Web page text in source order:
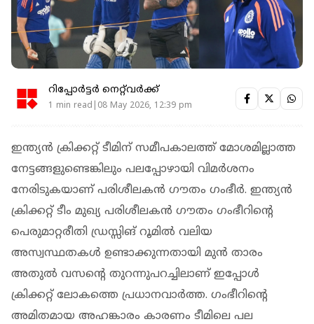
റിപ്പോർട്ടർ നെറ്റ്‌വര്‍ക്ക്‌
1 min read|08 May 2026, 12:39 pm
ഇന്ത്യന്‍ ക്രിക്കറ്റ് ടീമിന് സമീപകാലത്ത് മോശമില്ലാത്ത
നേട്ടങ്ങളുണ്ടെങ്കിലും പലപ്പോഴായി വിമര്‍ശനം
നേരിടുകയാണ് പരിശീലകന്‍ ഗൗതം ഗംഭീര്‍. ഇന്ത്യന്‍
ക്രിക്കറ്റ് ടീം മുഖ്യ പരിശീലകന്‍ ഗൗതം ഗംഭീറിന്റെ
പെരുമാറ്റരീതി ഡ്രസ്സിങ് റൂമില്‍ വലിയ
അസ്വസ്ഥതകള്‍ ഉണ്ടാക്കുന്നതായി മുന്‍ താരം
അതുല്‍ വസന്റെ തുറന്നുപറച്ചിലാണ് ഇപ്പോള്‍
ക്രിക്കറ്റ് ലോകത്തെ പ്രധാനവാര്‍ത്ത. ഗംഭീറിന്റെ
അമിതമായ അഹങ്കാരം കാരണം ടീമിലെ പല